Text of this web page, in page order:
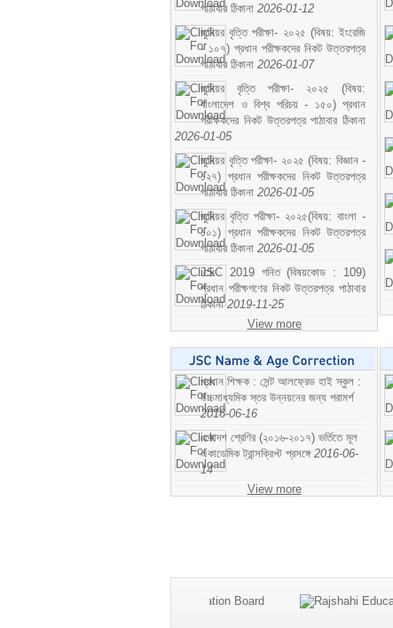
পাঠাবার ঠিকানা 2026-01-12
জুনিয়র বৃত্তি পরীক্ষা- ২০২৫ (বিষয়: ইংরেজি
- ১০৭) প্রধান পরীক্ষকদের নিকট উত্তরপত্র
পাঠাবার ঠিকানা 2026-01-07
জুনিয়র বৃত্তি পরীক্ষা- ২০২৫ (বিষয়:
বাংলাদেশ ও বিশ্ব পরিচয় - ১৫০) প্রধান
পরীক্ষকদের নিকট উত্তরপত্র পাঠাবার ঠিকানা
2026-01-05
জুনিয়র বৃত্তি পরীক্ষা- ২০২৫ (বিষয়: বিজ্ঞান -
১২৭) প্রধান পরীক্ষকদের নিকট উত্তরপত্র
পাঠাবার ঠিকানা 2026-01-05
জুনিয়র বৃত্তি পরীক্ষা- ২০২৫(বিষয়: বাংলা -
১০১) প্রধান পরীক্ষকদের নিকট উত্তরপত্র
পাঠাবার ঠিকানা 2026-01-05
JSC 2019 গনিত (বিষয়কোড : 109)
প্রধান পরীক্ষগণের নিকট উত্তরপত্র পাঠাবার
ঠিকানা2019-11-25
View more
প্রধান শিক্ষক : সেন্ট আলফ্রেড হাই স্কুল :
উচ্চমাধ্যমিক স্তর উন্নয়নের জন্য পরামর্শ
2016-06-16
একাদশ শ্রেণির (২০১৬-২০১৭) ভর্তিতে মূল
একাডেমিক ট্রান্সক্রিপ্ট প্রসঙ্গে 2016-06-
14
View more